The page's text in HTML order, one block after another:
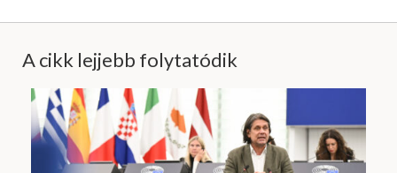
A cikk lejjebb folytatódik